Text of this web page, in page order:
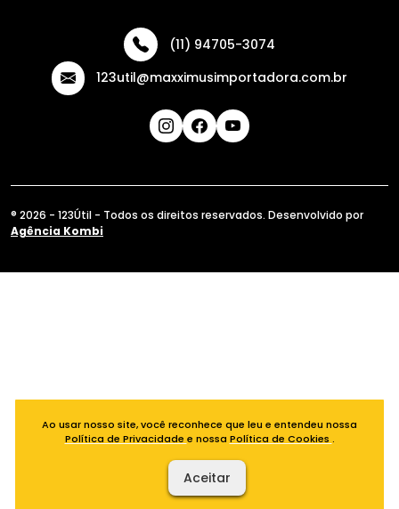
(11) 94705-3074
123util@maxximusimportadora.com.br
® 2026 - 123Útil - Todos os direitos reservados. Desenvolvido por
Agência Kombi
Ao usar nosso site, você reconhece que leu e entendeu nossa
Política de Privacidade e nossa Política de Cookies .
Aceitar